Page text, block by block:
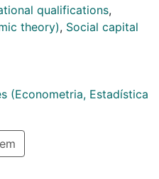
while for skilled
explained by the
cities enhance the
qualifications,
theory), Social capital
(Econometria, Estadística